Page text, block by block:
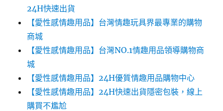
24H快速出貨
【愛性感情趣用品】台灣情趣玩具界最專業的購物
商城
【愛性感情趣用品】台灣NO.1情趣用品領導購物商
城
【愛性感情趣用品】24H優質情趣用品購物中心
【愛性感情趣用品】24H快速出貨隱密包裝，線上
購買不尷尬‎‎